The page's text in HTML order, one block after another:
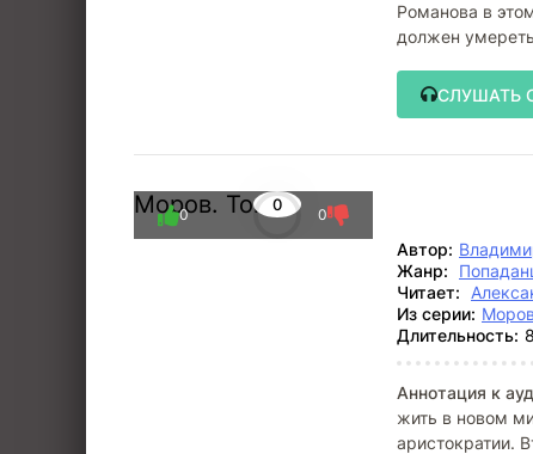
Романова в
должен
СЛУШАТЬ
Моров. Том 6
0
0 0
Автор:
Жанр:
Читает:
Из серии: Моров
Длительность:
Аннотация к
жить в новом
аристократии.